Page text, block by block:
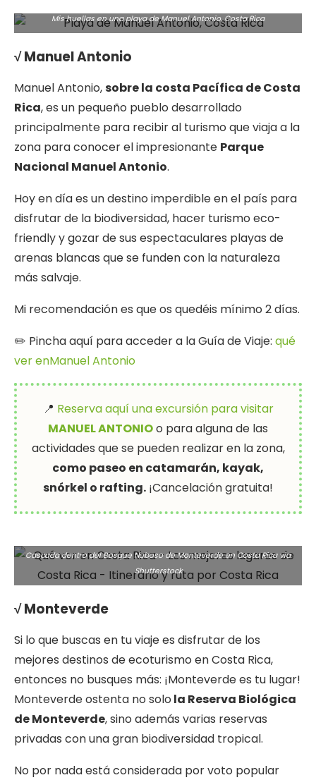
Mis huellas en una playa de Manuel Antonio, Costa Rica
√ Manuel Antonio
Manuel Antonio,sobre la costa Pacífica de Costa
Rica, es un pequeño pueblo desarrollado
principalmente para recibir al turismo que viaja a la
zona para conocer el impresionante Parque
Nacional Manuel Antonio.
Hoy en día es un destino imperdible en el país para
disfrutar de la biodiversidad, hacer turismo eco-
friendly y gozar de sus espectaculares playas de
arenas blancas que se funden con la naturaleza
más salvaje.
Mi recomendación es que os quedéis mínimo 2 días.
✏️ Pincha aquí para acceder a la Guía de Viaje: qué
ver enManuel Antonio
📍 Reserva aquí una excursión para visitar
MANUEL ANTONIOo para alguna de las
actividades que se pueden realizar en la zona,
como paseo en catamarán, kayak,
snórkel o rafting. ¡Cancelación gratuita!
Cascada dentro del Bosque Nuboso de Monteverde en Costa Rica via
Shutterstock
√ Monteverde
Si lo que buscas en tu viaje es disfrutar de los
mejores destinos de ecoturismo en Costa Rica,
entonces no busques más: ¡Monteverde es tu lugar!
Monteverde ostenta no solo la Reserva Biológica
de Monteverde, sino además varias reservas
privadas con una gran biodiversidad tropical.
No por nada está considerada por voto popular